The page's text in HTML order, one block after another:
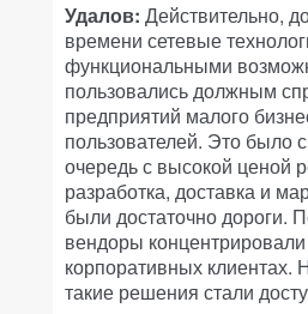
Удалов: Действительно,
времени сетевые
функциональными
пользовались должным
предприятий малого
пользователей. Это было
очередь с высокой ценой
разработка, доставка и
были достаточно дороги.
вендоры
корпоративных клиентах.
такие решения стали